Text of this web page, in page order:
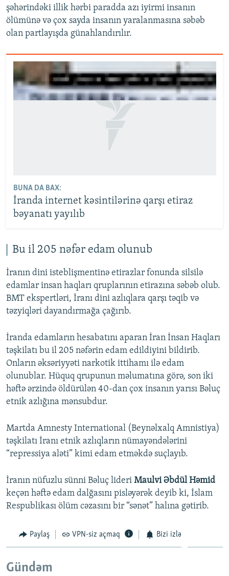
şəhərindəki illik hərbi paradda azı iyirmi insanın
ölümünə və çox sayda insanın yaralanmasına səbəb
olan partlayışda günahlandırılır.
BUNA DA BAX:
İranda internet kəsintilərinə qarşı etiraz
bəyanatı yayılıb
Bu il 205 nəfər edam olunub
İranın dini isteblişmentinə etirazlar fonunda silsilə
edamlar insan haqları qruplarının etirazına səbəb olub.
BMT ekspertləri, İranı dini azlıqlara qarşı təqib və
təzyiqləri dayandırmağa çağırıb.
İranda edamların hesabatını aparan İran İnsan Haqları
təşkilatı bu il 205 nəfərin edam edildiyini bildirib.
Onların əksəriyyəti narkotik ittihamı ilə edam
olunublar. Hüquq qrupunun məlumatına görə, son iki
həftə ərzində öldürülən 40-dan çox insanın yarısı Bəluç
etnik azlığına mənsubdur.
Martda Amnesty International (Beynəlxalq Amnistiya)
təşkilatı İranı etnik azlıqların nümayəndələrini
“repressiya aləti” kimi edam etməkdə suçlayıb.
İranın nüfuzlu sünni Bəluç lideri Maulvi Əbdül Həmid
keçən həftə edam dalğasını pisləyərək deyib ki, İslam
Respublikası ölüm cəzasını bir “sənət” halına gətirib.
Paylaş VPN-siz açmaq Bizi izlə
Gündəm